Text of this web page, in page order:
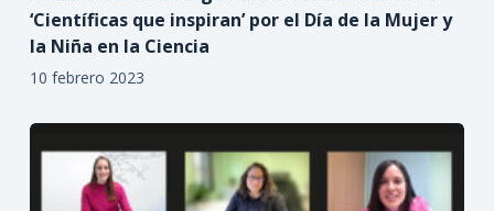
‘Científicas que inspiran’ por el Día de la Mujer y
la Niña en la Ciencia
10 febrero 2023